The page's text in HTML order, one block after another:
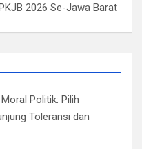
2026 Se-Jawa Barat
Politik: Pilih
Toleransi dan